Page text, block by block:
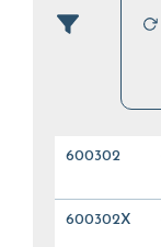
600302
600302X